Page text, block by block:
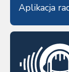
Aplikacja